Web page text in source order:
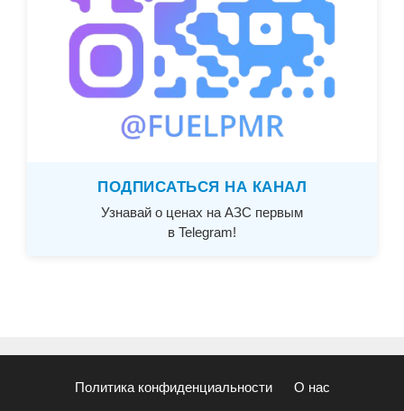
ПОДПИСАТЬСЯ НА КАНАЛ
Узнавай о ценах на АЗС первым
в Telegram!
Политика конфиденциальности О нас